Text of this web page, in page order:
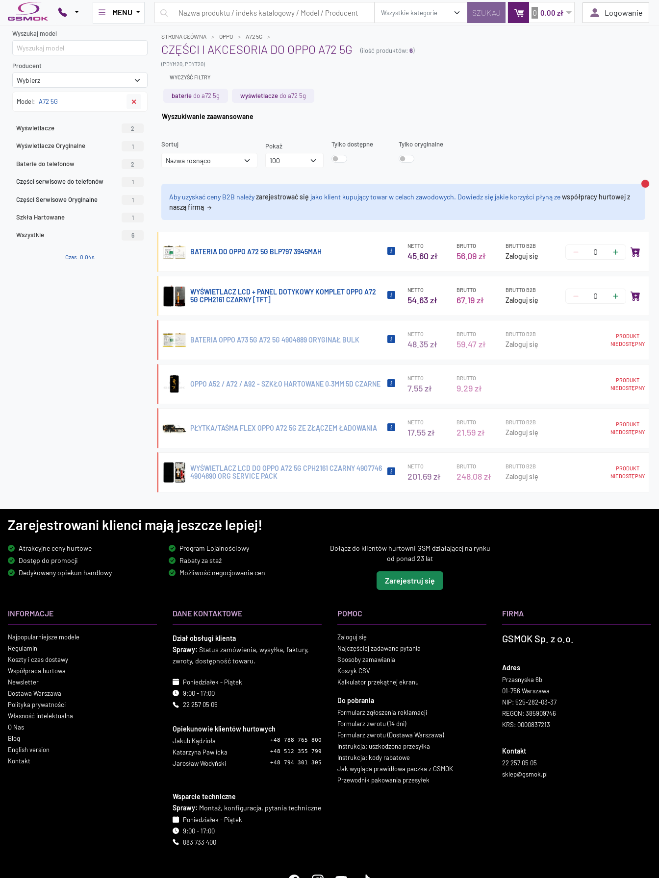
MENU 0 0.00 zł Logowanie
Wyszukaj model
Producent
Model: A72 5G ✕
Wyświetlacze 2
Wyświetlacze Oryginalne 1
Baterie do telefonów 2
Części serwisowe do telefonów 1
Części Serwisowe Oryginalne 1
Szkła Hartowane 1
Wszystkie 6
Czas: 0.04s
STRONA GŁÓWNA OPPO A72 5G
CZĘŚCI I AKCESORIA DO OPPO A72 5G (ilość produktów: 6)
(PDYM20, PDYT20)
WYCZYŚĆ FILTRY
baterie do a72 5g wyświetlacze do a72 5g
Wyszukiwanie zaawansowane
Sortuj Pokaż Tylko dostępne Tylko oryginalne
Aby uzyskać ceny B2B należyzarejestrować się jako klient kupujący towar w celach zawodowych. Dowiedz się jakie korzyści płyną zewspółpracy hurtowej z
naszą firmą
BATERIA DO OPPO A72 5G BLP797 3945MAH
NETTO
45.60 zł
BRUTTO
56.09 zł
BRUTTO B2B
Zaloguj się
WYŚWIETLACZ LCD + PANEL DOTYKOWY KOMPLET OPPO A72
5G CPH2161 CZARNY [TFT]
NETTO
54.63 zł
BRUTTO
67.19 zł
BRUTTO B2B
Zaloguj się
BATERIA OPPO A73 5G A72 5G 4904889 ORYGINAŁ BULK
NETTO
48.35 zł
BRUTTO
59.47 zł
BRUTTO B2B
Zaloguj się
PRODUKT
NIEDOSTĘPNY
OPPO A52 / A72 / A92 - SZKŁO HARTOWANE 0.3MM 5D CZARNE
NETTO
7.55 zł
BRUTTO
9.29 zł
PRODUKT
NIEDOSTĘPNY
PŁYTKA/TAŚMA FLEX OPPO A72 5G ZE ZŁĄCZEM ŁADOWANIA
NETTO
17.55 zł
BRUTTO
21.59 zł
BRUTTO B2B
Zaloguj się
PRODUKT
NIEDOSTĘPNY
WYŚWIETLACZ LCD DO OPPO A72 5G CPH2161 CZARNY 4907746
4904890 ORG SERVICE PACK
NETTO
201.69 zł
BRUTTO
248.08 zł
BRUTTO B2B
Zaloguj się
PRODUKT
NIEDOSTĘPNY
Zarejestrowani klienci mają jeszcze lepiej!
Atrakcyjne ceny hurtowe
Dostęp do promocji
Dedykowany opiekun handlowy
Program Lojalnościowy
Rabaty za staż
Możliwość negocjowania cen
Dołącz do klientów hurtowni GSM działającej na rynku
od ponad 23 lat
Zarejestruj się
INFORMACJE
Najpopularniejsze modele
Regulamin
Koszty i czas dostawy
Współpraca hurtowa
Newsletter
Dostawa Warszawa
Polityka prywatności
Własność intelektualna
O Nas
Blog
English version
Kontakt
DANE KONTAKTOWE
Dział obsługi klienta
Sprawy: Status zamówienia, wysyłka, faktury,
zwroty, dostępność towaru.
Poniedziałek - Piątek
9:00 - 17:00
22 257 05 05
Opiekunowie klientów hurtowych
Jakub Kądzioła +48 788 765 800
Katarzyna Pawlicka +48 512 355 799
Jarosław Wodyński +48 794 301 305
Wsparcie techniczne
Sprawy: Montaż, konfiguracja, pytania techniczne
Poniedziałek - Piątek
9:00 - 17:00
883 733 400
POMOC
Zaloguj się
Najczęściej zadawane pytania
Sposoby zamawiania
Koszyk CSV
Kalkulator przekątnej ekranu
Do pobrania
Formularz zgłoszenia reklamacji
Formularz zwrotu (14 dni)
Formularz zwrotu (Dostawa Warszawa)
Instrukcja: uszkodzona przesyłka
Instrukcja: kody rabatowe
Jak wygląda prawidłowa paczka z GSMOK
Przewodnik pakowania przesyłek
FIRMA
GSMOK Sp. z o.o.
Adres
Przasnyska 6b
01-756 Warszawa
NIP: 525-282-03-37
REGON: 385909746
KRS: 0000837213
Kontakt
22 257 05 05
sklep@gsmok.pl